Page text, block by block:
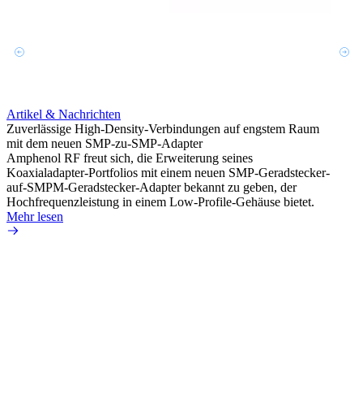
Artikel & Nachrichten
Zuverlässige High-Density-Verbindungen auf engstem Raum
mit dem neuen SMP-zu-SMP-Adapter
Amphenol RF freut sich, die Erweiterung seines
Koaxialadapter-Portfolios mit einem neuen SMP-Geradstecker-
auf-SMPM-Geradstecker-Adapter bekannt zu geben, der
Hochfrequenzleistung in einem Low-Profile-Gehäuse bietet.
Mehr lesen